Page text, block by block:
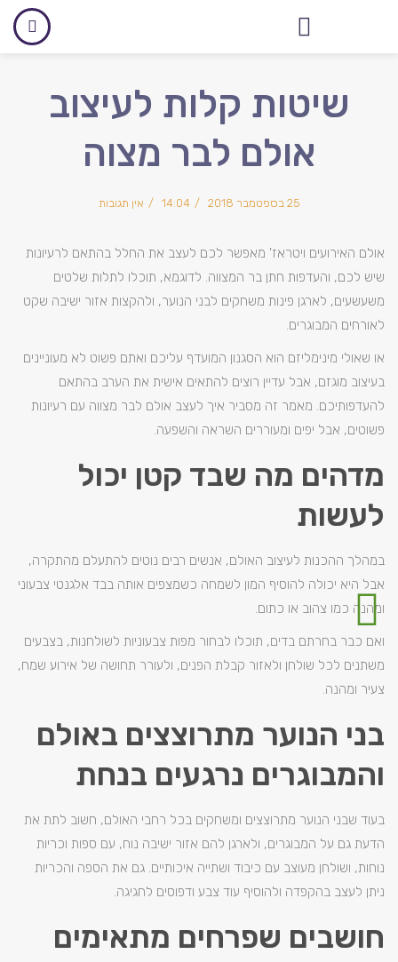
שיטות קלות לעיצוב
אולם לבר מצוה
25 בספטמבר 2018 14:04 אין תגובות
אולם האירועים ויטראז' מאפשר לכם לעצב את החלל בהתאם לרעיונות
שיש לכם, והעדפות חתן בר המצווה. לדוגמא, תוכלו לתלות שלטים
משעשעים, לארגן פינות משחקים לבני הנוער, ולהקצות אזור ישיבה שקט
לאורחים המבוגרים.
או שאולי מינימליזם הוא הסגנון המועדף עליכם ואתם פשוט לא מעוניינים
בעיצוב מוגזם, אבל עדיין רוצים להתאים אישית את הערב בהתאם
להעדפותיכם. מאמר זה מסביר איך לעצב אולם לבר מצווה עם רעיונות
פשוטים, אבל יפים ומעוררים השראה והשפעה.
מדהים מה שבד קטן יכול
לעשות
במהלך ההכנות לעיצוב האולם, אנשים רבים נוטים להתעלם מהתקרה,
אבל היא יכולה להוסיף המון לשמחה כשמצפים אותה בבד אלגנטי צבעוני
ומהנה כמו צהוב או כתום.
ואם כבר בחרתם בדים, תוכלו לבחור מפות צבעוניות לשולחנות, בצבעים
משתנים לכל שולחן ולאזור קבלת הפנים, ולעורר תחושה של אירוע שמח,
צעיר ומהנה.
בני הנוער מתרוצצים באולם
והמבוגרים נרגעים בנחת
בעוד שבני הנוער מתרוצצים ומשחקים בכל רחבי האולם, חשוב לתת את
הדעת גם על המבוגרים, ולארגן להם אזור ישיבה נוח, עם ספות וכריות
נוחות, ושולחן מעוצב עם כיבוד ושתייה איכותיים. גם את הספה והכריות
ניתן לעצב בהקפדה ולהוסיף עוד צבע ודפוסים לחגיגה.
חושבים שפרחים מתאימים